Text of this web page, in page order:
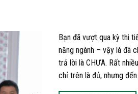
Bạn đã vượt qua kỳ thi
năng ngành – vậy là đã
trả lời là CHƯA. Rất
chỉ trên là đủ, nhưng